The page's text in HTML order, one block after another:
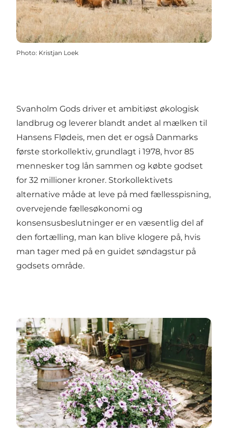
Photo: Kristjan Loek
Svanholm Gods driver et ambitiøst økologisk
landbrug og leverer blandt andet al mælken til
Hansens Flødeis, men det er også Danmarks
første storkollektiv, grundlagt i 1978, hvor 85
mennesker tog lån sammen og købte godset
for 32 millioner kroner. Storkollektivets
alternative måde at leve på med fællesspisning,
overvejende fællesøkonomi og
konsensusbeslutninger er en væsentlig del af
den fortælling, man kan blive klogere på, hvis
man tager med på en guidet søndagstur på
godsets område.